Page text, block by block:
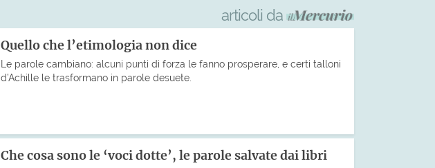
articoli da
Quello che l’etimologia non dice
Le parole cambiano: alcuni punti di forza le fanno prosperare, e certi talloni
d’Achille le trasformano in parole desuete.
Che cosa sono le ‘voci dotte’, le parole salvate dai libri